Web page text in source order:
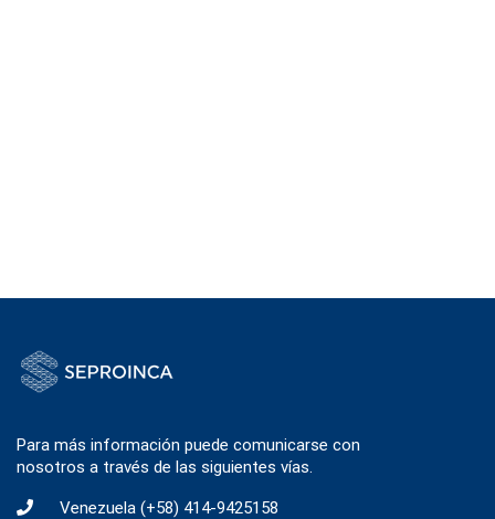
Para más información puede comunicarse con
nosotros a través de las siguientes vías.
Venezuela (+58) 414-9425158